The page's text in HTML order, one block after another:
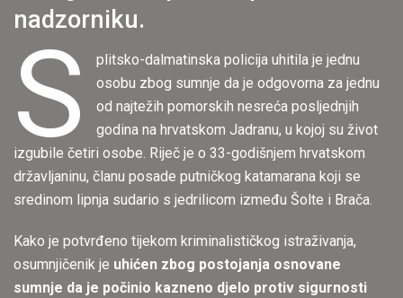
nadzorniku.
S
plitsko-dalmatinska policija uhitila je jednu
osobu zbog sumnje da je odgovorna za jednu
od najtežih pomorskih nesreća posljednjih
godina na hrvatskom Jadranu, u kojoj su život
izgubile četiri osobe. Riječ je o 33-godišnjem hrvatskom
državljaninu, članu posade putničkog katamarana koji se
sredinom lipnja sudario s jedrilicom između Šolte i Brača.
Kako je potvrđeno tijekom kriminalističkog istraživanja,
osumnjičenik je uhićen zbog postojanja osnovane
sumnje da je počinio kazneno djelo protiv sigurnosti